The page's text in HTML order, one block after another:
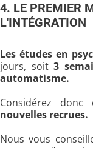
4. LE PREMIER
L'INTÉGRATION
Les études en
jours, soit3
automatisme.
Considérez
nouvelles recrues.
Nous vous